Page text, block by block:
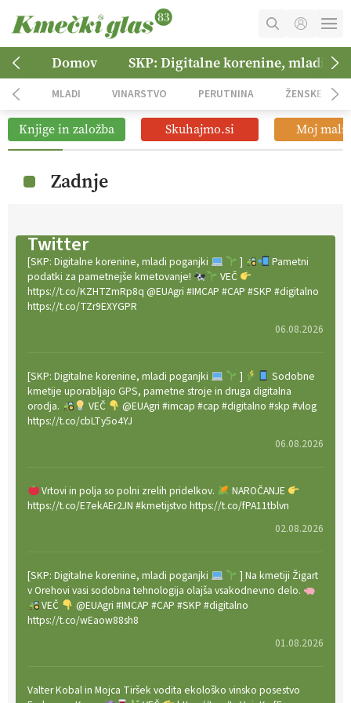
MOJ RAČUN
NAROČITE SE
OGLASNO TRŽENJE
Domov SKP: Digitalne korenine, mladi
MLADI VINARSTVO PERUTNINA ŽENSKE
Knjige in založba Skuhajmo.si Moj mali
Zadnje
Twitter
[SKP: Digitalne korenine, mladi poganjki ]
Pametni
podatki za pametnejše kmetovanje!
VEČ
https://t.co/KZHTZmRp8q @EUAgri #IMCAP #CAP #SKP #digitalno
https://t.co/TZr9EXYGPR
06.08.2026
[SKP: Digitalne korenine, mladi poganjki ]
Sodobne
kmetije uporabljajo GPS, pametne stroje in druga digitalna
orodja.
VEČ
@EUAgri #imcap #cap #digitalno #skp #vlog
https://t.co/cbLTy5o4YJ
06.08.2026
Vrtovi in polja so polni zrelih pridelkov.
NAROČANJE
https://t.co/E7ekAEr2JN #kmetijstvo https://t.co/fPA11tblvn
02.08.2026
[SKP: Digitalne korenine, mladi poganjki
] Na kmetiji Žigart
v Orehovi vasi sodobna tehnologija olajša vsakodnevno delo.
VEČ
@EUAgri #IMCAP #CAP #SKP #digitalno
https://t.co/wEaow88sh8
01.08.2026
Valter Kobal in Mojca Tiršek vodita ekološko vinsko posestvo